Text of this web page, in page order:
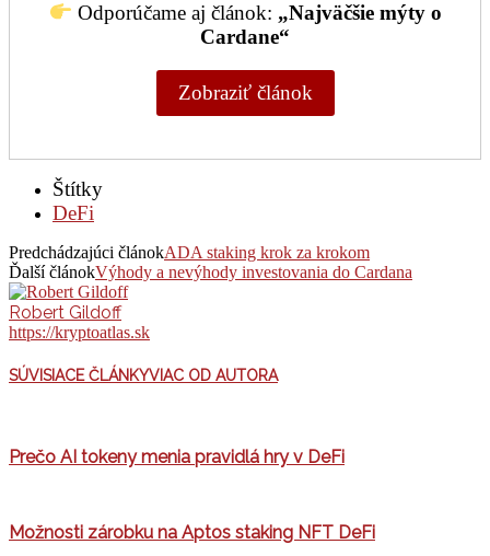
Odporúčame aj článok: „Najväčšie mýty o
Cardane“
Zobraziť článok
Štítky
DeFi
Predchádzajúci článokADA staking krok za krokom
Ďalší článokVýhody a nevýhody investovania do Cardana
Robert Gildoff
https://kryptoatlas.sk
SÚVISIACE ČLÁNKYVIAC OD AUTORA
Prečo AI tokeny menia pravidlá hry v DeFi
Možnosti zárobku na Aptos staking NFT DeFi